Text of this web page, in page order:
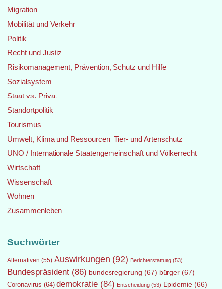
Migration
Mobilität und Verkehr
Politik
Recht und Justiz
Risikomanagement, Prävention, Schutz und Hilfe
Sozialsystem
Staat vs. Privat
Standortpolitik
Tourismus
Umwelt, Klima und Ressourcen, Tier- und Artenschutz
UNO / Internationale Staatengemeinschaft und Völkerrecht
Wirtschaft
Wissenschaft
Wohnen
Zusammenleben
Suchwörter
Alternativen (55) Auswirkungen (92) Berichterstattung (53)
Bundespräsident (86) bundesregierung (67) bürger (67)
Coronavirus (64) demokratie (84) Entscheidung (53) Epidemie (66)